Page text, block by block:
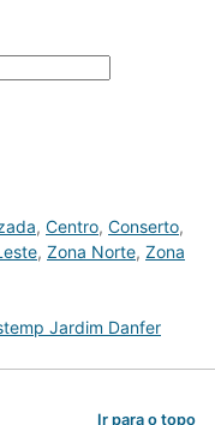
, Centro, Conserto,
, Zona Norte, Zona
Jardim Danfer
Ir para o topo